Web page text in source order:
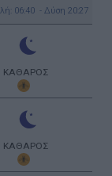
06:40 - Δύση 20:27
ΚΑΘΑΡΟΣ
ΚΑΘΑΡΟΣ